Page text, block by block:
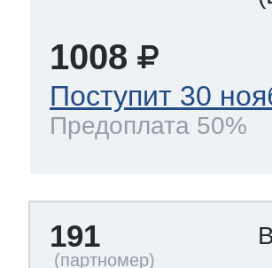
1008
Поступит 30
Предоплата 50%
191